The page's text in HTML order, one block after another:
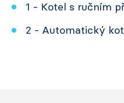
1 - Kotel s ručním
2 - Automatický